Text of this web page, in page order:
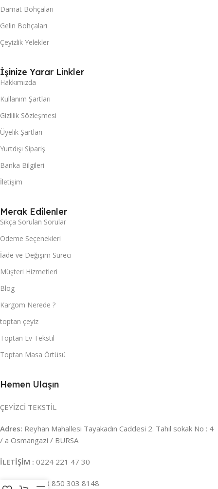
Damat Bohçaları
Gelin Bohçaları
Çeyizlik Yelekler
İşinize Yarar Linkler
Hakkımızda
Kullanım Şartları
Gizlilik Sözleşmesi
Üyelik Şartları
Yurtdışı Sipariş
Banka Bilgileri
İletişim
Merak Edilenler
Sıkça Sorulan Sorular
Ödeme Seçenekleri
İade ve Değişim Süreci
Müşteri Hizmetleri
Blog
Kargom Nerede ?
toptan çeyiz
Toptan Ev Tekstil
Toptan Masa Örtüsü
Hemen Ulaşın
ÇEYİZCİ TEKSTİL
Adres: Reyhan Mahallesi Tayakadın Caddesi 2. Tahıl sokak No : 4
/ a Osmangazi / BURSA
İLETİŞİM : 0224 221 47 30
WHATSAPP : 0 850 303 8148